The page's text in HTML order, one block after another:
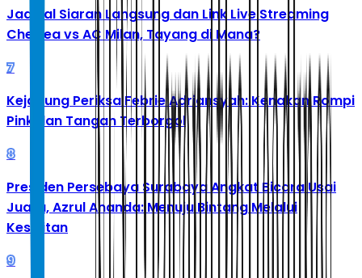
Jadwal Siaran Langsung dan Link Live Streaming
Chelsea vs AC Milan, Tayang di Mana?
7
Kejagung Periksa Febrie Adriansyah: Kenakan Rompi
Pink dan Tangan Terborgol
8
Presiden Persebaya Surabaya Angkat Bicara Usai
Juara, Azrul Ananda: Menuju Bintang Melalui
Kesulitan
9